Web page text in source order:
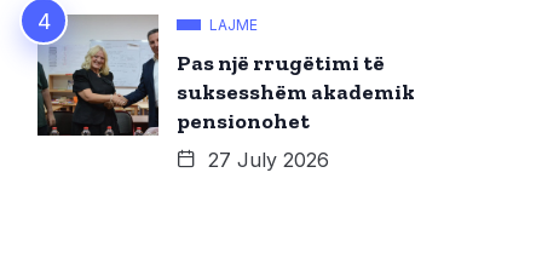
LAJME
Pas një rrugëtimi të
suksesshëm akademik
pensionohet
27 July 2026